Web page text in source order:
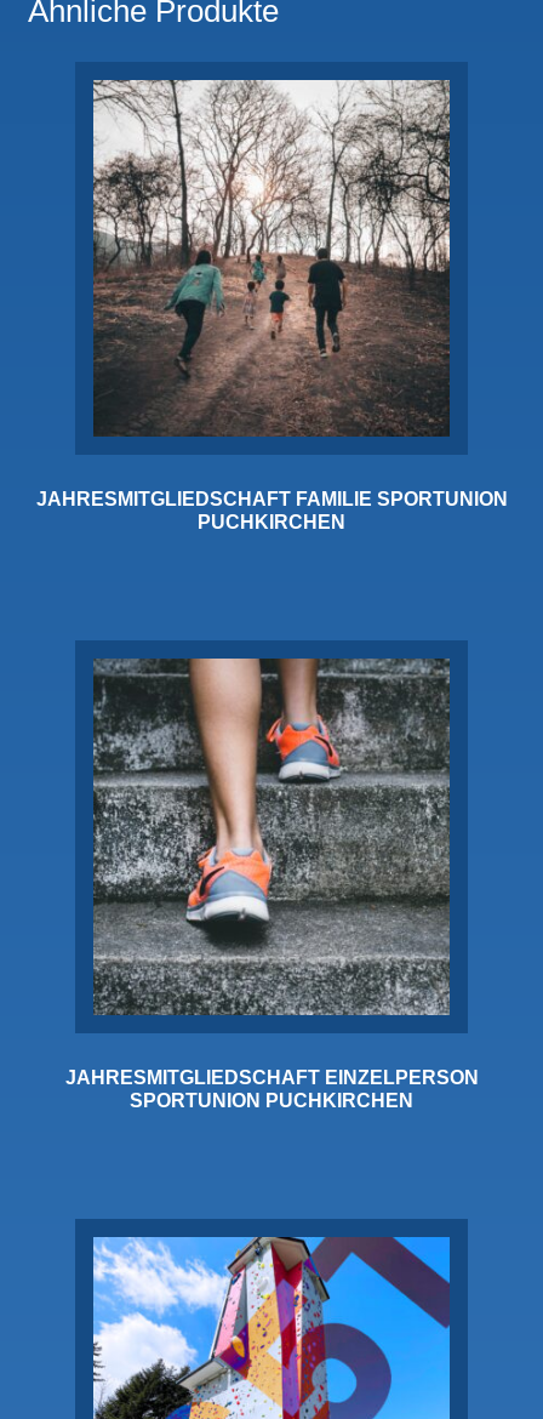
Ähnliche Produkte
JAHRESMITGLIEDSCHAFT FAMILIE SPORTUNION
PUCHKIRCHEN
JAHRESMITGLIEDSCHAFT EINZELPERSON
SPORTUNION PUCHKIRCHEN